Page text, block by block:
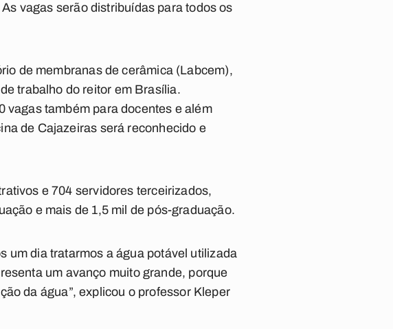
vagas serão distribuídas para todos os
de membranas de cerâmica (Labcem),
trabalho do reitor em Brasília.
vagas também para docentes e além
de Cajazeiras será reconhecido e
e 704 servidores terceirizados,
e mais de 1,5 mil de pós-graduação.
um dia tratarmos a água potável utilizada
um avanço muito grande, porque
da água”, explicou o professor Kleper